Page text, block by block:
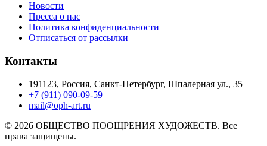
Новости
Пресса о нас
Политика конфиденциальности
Отписаться от рассылки
Контакты
191123, Россия, Санкт-Петербург, Шпалерная ул., 35
+7 (911) 090-09-59
mail@oph-art.ru
© 2026 ОБЩЕСТВО ПООЩРЕНИЯ ХУДОЖЕСТВ. Все
права защищены.